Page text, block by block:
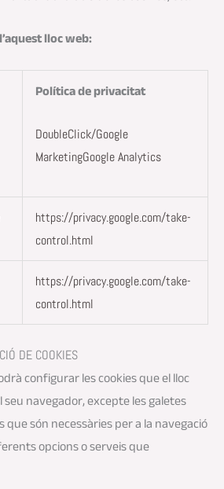
lloc web:
Política de privacitat
DoubleClick/Google
MarketingGoogle Analytics
https://privacy.google.com/take-
control.html
https://privacy.google.com/take-
control.html
DE COOKIES
configurar les cookies que el lloc
seu navegador, excepte les galetes
són necessàries per a la navegació
opcions o serveis que